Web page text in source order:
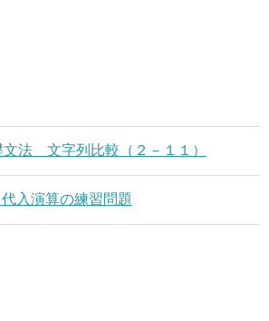
文法 文字列比較（２－１１）
入演算の練習問題